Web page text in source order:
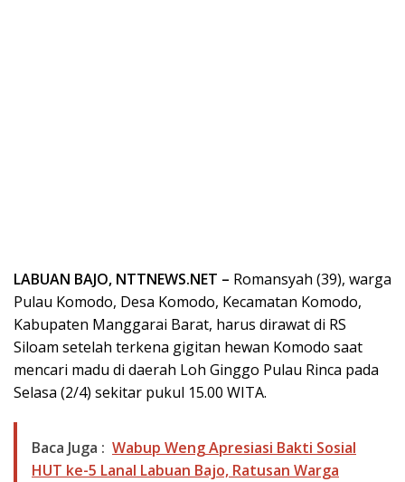
LABUAN BAJO, NTTNEWS.NET – Romansyah (39), warga
Pulau Komodo, Desa Komodo, Kecamatan Komodo,
Kabupaten Manggarai Barat, harus dirawat di RS
Siloam setelah terkena gigitan hewan Komodo saat
mencari madu di daerah Loh Ginggo Pulau Rinca pada
Selasa (2/4) sekitar pukul 15.00 WITA.
Baca Juga : Wabup Weng Apresiasi Bakti Sosial
HUT ke-5 Lanal Labuan Bajo, Ratusan Warga